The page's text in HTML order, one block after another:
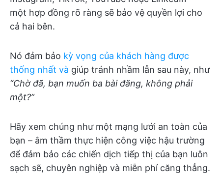
một hợp đồng rõ ràng sẽ bảo vệ quyền lợi cho
cả hai bên.
Nó đảm bảo kỳ vọng của khách hàng được
thống nhất và giúp tránh nhầm lẫn sau này, như
“Chờ đã, bạn muốn ba bài đăng, không phải
một?”
Hãy xem chúng như một mạng lưới an toàn của
bạn – âm thầm thực hiện công việc hậu trường
để đảm bảo các chiến dịch tiếp thị của bạn luôn
sạch sẽ, chuyên nghiệp và miễn phí căng thẳng.